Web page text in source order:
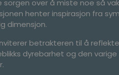
sorgen over å miste noe så
henter inspirasjon fra
dimensjon.
inviterer betrakteren til å
dyrebarhet og den